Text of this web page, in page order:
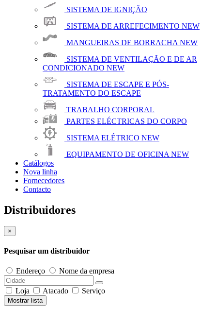
SISTEMA DE IGNIÇÃO
SISTEMA DE ARREFECIMENTO NEW
MANGUEIRAS DE BORRACHA NEW
SISTEMA DE VENTILAÇÃO E DE AR
CONDICIONADO NEW
SISTEMA DE ESCAPE E PÓS-
TRATAMENTO DO ESCAPE
TRABALHO CORPORAL
PARTES ELÉCTRICAS DO CORPO
SISTEMA ELÉTRICO NEW
EQUIPAMENTO DE OFICINA NEW
Catálogos
Nova linha
Fornecedores
Contacto
Distribuidores
×
Pesquisar um distribuidor
Endereço Nome da empresa
Loja Atacado Serviço
Mostrar lista